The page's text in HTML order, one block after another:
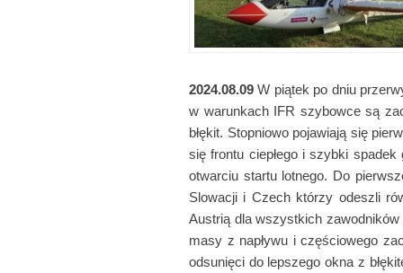
2024.08.09 W piątek po dniu
w warunkach IFR szybowce są
błękit. Stopniowo pojawiają się
się frontu ciepłego i szybki
otwarciu startu lotnego. Do
Slowacji i Czech którzy odeszli
Austrią dla wszystkich zawodników
masy z napływu i częściowego
odsunięci do lepszego okna z